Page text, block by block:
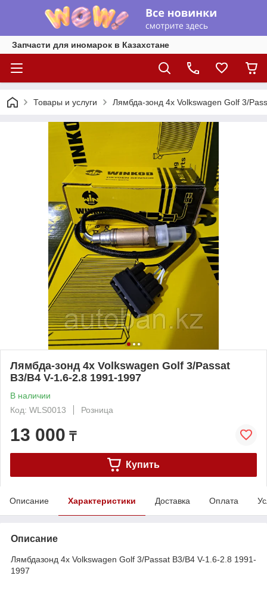
Запчасти для иномарок в Казахстане
Товары и услуги Лямбда-зонд 4х Volkswagen Golf 3/
Лямбда-зонд 4х Volkswagen Golf 3/Passat
B3/B4 V-1.6-2.8 1991-1997
В наличии
Код: WLS0013
Розница
13 000 ₸
Купить
Описание Характеристики Доставка Оплата
Описание
Лямбдазонд 4х Volkswagen Golf 3/Passat B3/B4 V-1.6-2.8 1991-
1997